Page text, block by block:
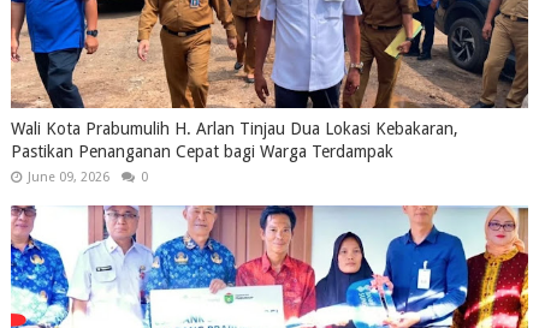
Wali Kota Prabumulih H. Arlan Tinjau Dua Lokasi Kebakaran,
Pastikan Penanganan Cepat bagi Warga Terdampak
June 09, 2026 0